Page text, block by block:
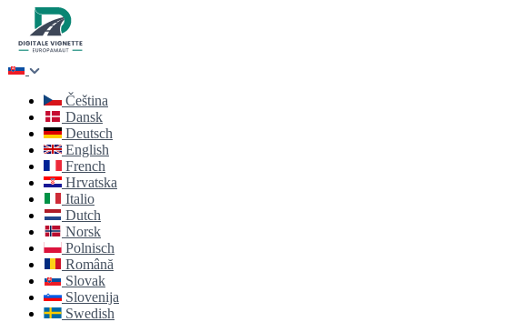
Čeština
Dansk
Deutsch
English
French
Hrvatska
Italio
Dutch
Norsk
Polnisch
Română
Slovak
Slovenija
Swedish